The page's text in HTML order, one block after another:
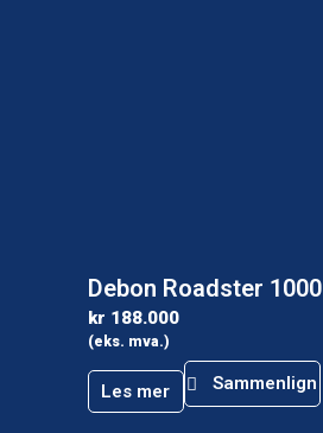
Debon Roadster 1000
kr 188.000
(eks. mva.)
Les mer Sammenlign